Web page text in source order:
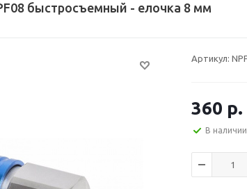
быстросъемный - елочка 8 мм
Артикул:
360 р.
В наличии